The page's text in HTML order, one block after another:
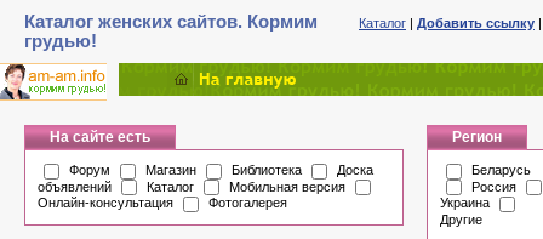
Каталог женских сайтов. Кормим
грудью!
Каталог | Добавить ссылку
На сайте есть
Форум Магазин Библиотека
Доска
объявлений
Каталог
Мобильная версия
Онлайн-консультация
Фотогалерея
Регион
Беларусь
Россия
Украина
Другие